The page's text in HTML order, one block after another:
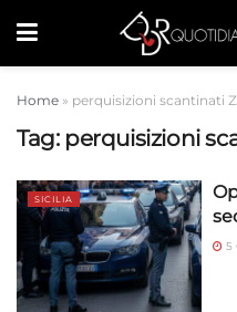
Home » perquisizioni scantinati
Tag: perquisizioni
SICILIA
5